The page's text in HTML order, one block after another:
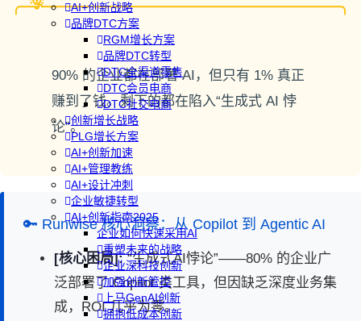
AI+创新战略
品牌DTC方案
RGM增长方案
品牌DTC转型
DTC全渠道零售
DTC会员电商
DTC社交电商
创新增长战略
PLG增长方案
AI+创新加速
AI+管理教练
AI+设计冲刺
企业敏捷转型
AI+创新指南2025
企业如何快速采用AI
重塑未来的战略
企业深科技创新
加强创新管控
上马GenAI创新
拥抱低成本创新
90% 的企业都在部署 AI，但只有 1% 真正
赚到了钱。剩下的都在陷入“生成式 AI 悖
论”。
🔑 Runwise 核心洞察：从 Copilot 到 Agentic AI
[核心困局]:“生成式AI悖论”——80% 的企业广
泛部署了 Copilot 类工具，但因缺乏深度业务集
成，ROI 几乎为零。